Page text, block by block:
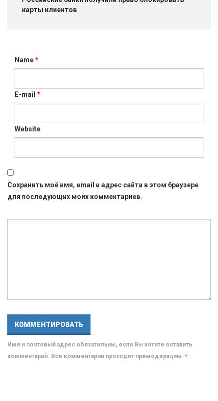
карты клиентов
Name*
E-mail *
Website
Сохранить моё имя, email и адрес сайта в этом браузере
для последующих моих комментариев.
Имя и почтовый адрес обязательны, если Вы хотите оставить
комментарий. Все комментарии проходят премодерацию. *